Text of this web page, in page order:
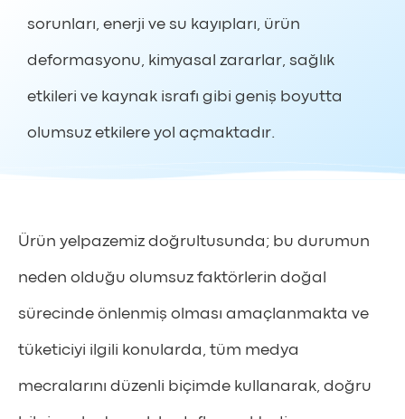
sorunları, enerji ve su kayıpları, ürün
deformasyonu, kimyasal zararlar, sağlık
etkileri ve kaynak israfı gibi geniş boyutta
olumsuz etkilere yol açmaktadır.
Ürün yelpazemiz doğrultusunda; bu durumun
neden olduğu olumsuz faktörlerin doğal
sürecinde önlenmiş olması amaçlanmakta ve
tüketiciyi ilgili konularda, tüm medya
mecralarını düzenli biçimde kullanarak, doğru